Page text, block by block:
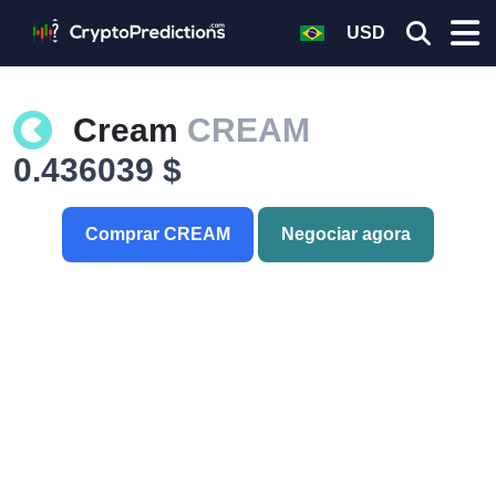
USD
Cream CREAM
0.436039 $
Comprar CREAM Negociar agora